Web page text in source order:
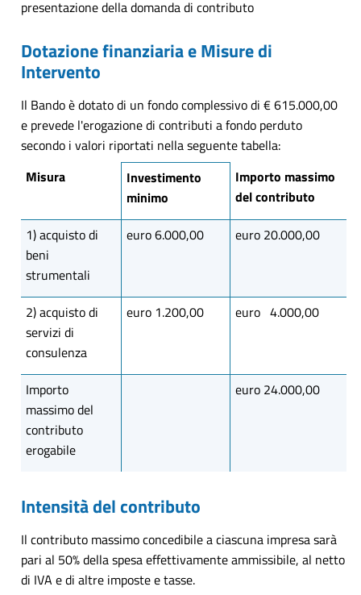
presentazione della domanda di contributo
Dotazione finanziaria e Misure di
Intervento
Il Bando è dotato di un fondo complessivo di € 615.000,00
e prevede l'erogazione di contributi a fondo perduto
secondo i valori riportati nella seguente tabella:
Misura
Investimento
minimo
Importo massimo
del contributo
1) acquisto di
beni
strumentali
euro 6.000,00 euro 20.000,00
2) acquisto di
servizi di
consulenza
euro 1.200,00 euro 4.000,00
Importo
massimo del
contributo
erogabile
euro 24.000,00
Intensità del contributo
Il contributo massimo concedibile a ciascuna impresa sarà
pari al 50% della spesa effettivamente ammissibile, al netto
di IVA e di altre imposte e tasse.